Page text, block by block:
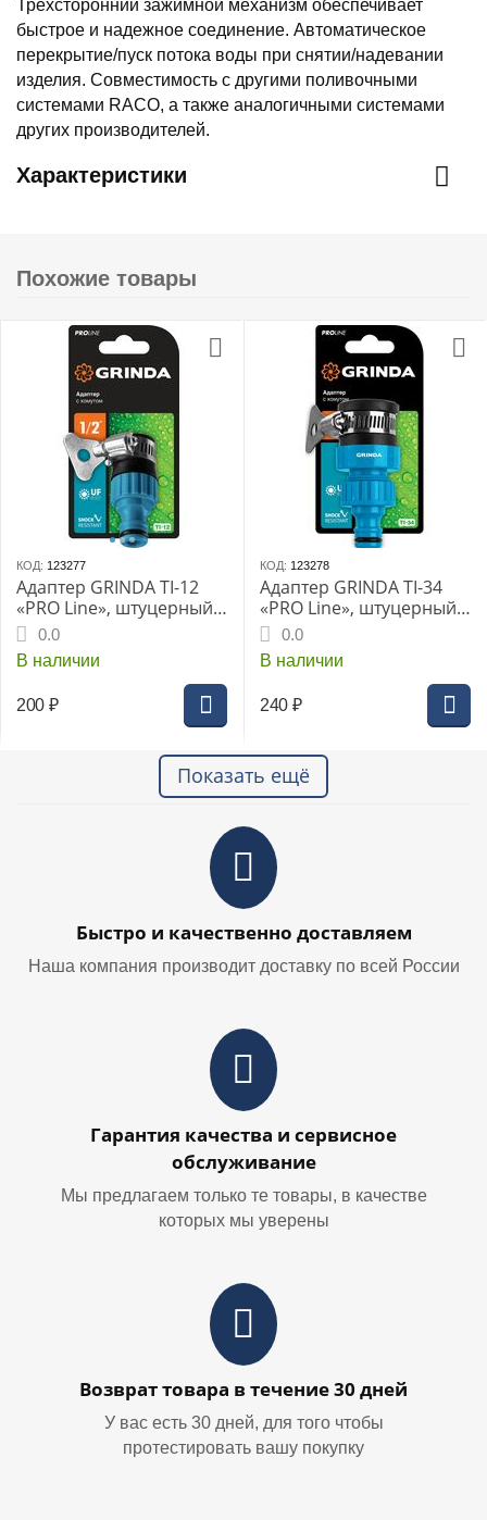
Трехсторонний зажимной механизм обеспечивает
быстрое и надежное соединение. Автоматическое
перекрытие/пуск потока воды при снятии/надевании
изделия. Совместимость с другими поливочными
системами RACO, а также аналогичными системами
других производителей.
Характеристики
Похожие товары
КОД: 123277
Адаптер GRINDA TI-12
«PRO Line», штуцерный,с
внутреней резьбой 1/2",
на кран с хомутом, из
ударопрочного АБС
пластика, (8-426320)
0.0
В наличии
200 ₽
КОД: 123278
Адаптер GRINDA TI-34
«PRO Line», штуцерный,
с внутреней резьбой
3/4", на кран с хомутом,
из ударопрочного АБС
пластика, (8-426321)
0.0
В наличии
240 ₽
Показать ещё
Быстро и качественно доставляем
Наша компания производит доставку по всей России
Гарантия качества и сервисное
обслуживание
Мы предлагаем только те товары, в качестве
которых мы уверены
Возврат товара в течение 30 дней
У вас есть 30 дней, для того чтобы
протестировать вашу покупку